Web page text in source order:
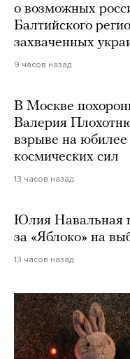
о возможных
Балтийского
захваченных
9 часов назад
В Москве
Валерия
взрыве на
космических сил
13 часов назад
Юлия Навальная
за «Яблоко» на
13 часов назад